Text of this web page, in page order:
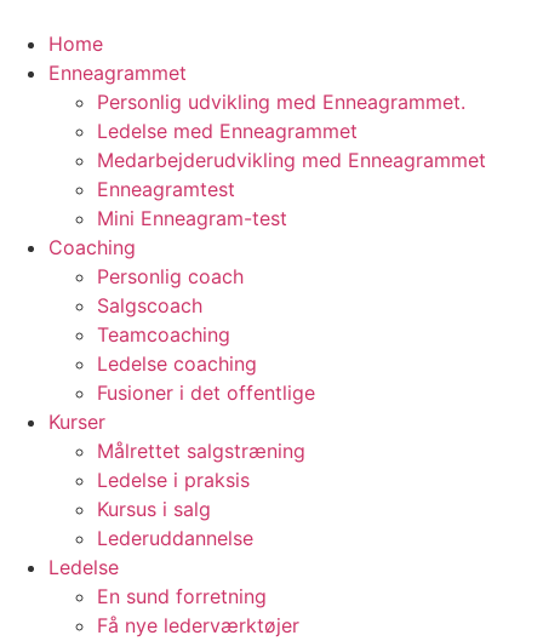
indhold
Home
Enneagrammet
Personlig udvikling med Enneagrammet.
Ledelse med Enneagrammet
Medarbejderudvikling med Enneagrammet
Enneagramtest
Mini Enneagram-test
Coaching
Personlig coach
Salgscoach
Teamcoaching
Ledelse coaching
Fusioner i det offentlige
Kurser
Målrettet salgstræning
Ledelse i praksis
Kursus i salg
Lederuddannelse
Ledelse
En sund forretning
Få nye lederværktøjer